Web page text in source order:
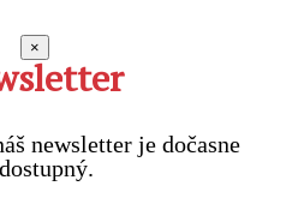
×
newsletter je dočasne